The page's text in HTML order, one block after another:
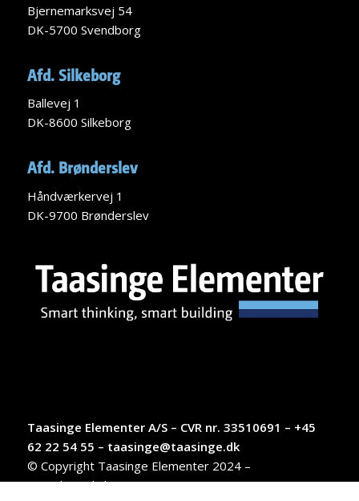
Bjernemarksvej 54
DK-5700 Svendborg
Afd. Silkeborg
Ballevej 1
DK-8600 Silkeborg
Afd. Brønderslev
Håndværkervej 1
DK-9700 Brønderslev
Taasinge Elementer A/S – CVR nr. 33510691 – +45
62 22 54 55 – taasinge@taasinge.dk
© Copyright Taasinge Elementer 2024 –
Privatlivspolitik